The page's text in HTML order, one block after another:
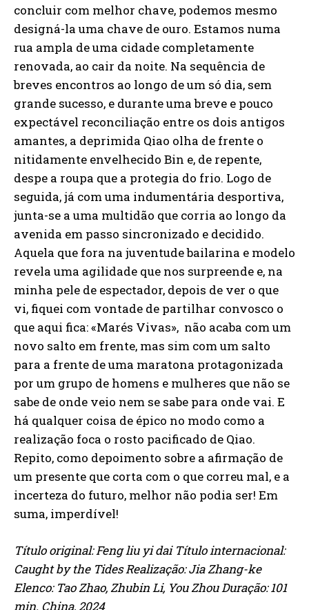
concluir com melhor chave, podemos mesmo
designá-la uma chave de ouro. Estamos numa
rua ampla de uma cidade completamente
renovada, ao cair da noite. Na sequência de
breves encontros ao longo de um só dia, sem
grande sucesso, e durante uma breve e pouco
expectável reconciliação entre os dois antigos
amantes, a deprimida Qiao olha de frente o
nitidamente envelhecido Bin e, de repente,
despe a roupa que a protegia do frio. Logo de
seguida, já com uma indumentária desportiva,
junta-se a uma multidão que corria ao longo da
avenida em passo sincronizado e decidido.
Aquela que fora na juventude bailarina e modelo
revela uma agilidade que nos surpreende e, na
minha pele de espectador, depois de ver o que
vi, fiquei com vontade de partilhar convosco o
que aqui fica: «Marés Vivas», não acaba com um
novo salto em frente, mas sim com um salto
para a frente de uma maratona protagonizada
por um grupo de homens e mulheres que não se
sabe de onde veio nem se sabe para onde vai. E
há qualquer coisa de épico no modo como a
realização foca o rosto pacificado de Qiao.
Repito, como depoimento sobre a afirmação de
um presente que corta com o que correu mal, e a
incerteza do futuro, melhor não podia ser! Em
suma, imperdível!
Título original: Feng liu yi dai Título internacional:
Caught by the Tides Realização: Jia Zhang-ke
Elenco: Tao Zhao, Zhubin Li, You Zhou Duração: 101
min. China, 2024